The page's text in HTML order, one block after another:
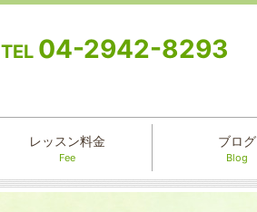
TEL 04-2942-8293
レッスン料金
Fee
ブログ
Blog